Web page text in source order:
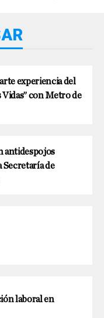
experiencia del
Vidas” con Metro de
antidespojos
Secretaría de
laboral en